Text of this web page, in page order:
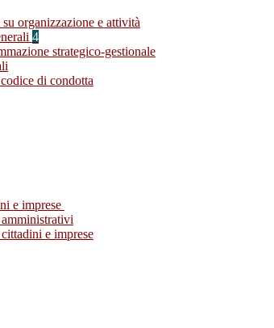
organizzazione e attività
4
strategico-gestionale
di condotta
e imprese
e imprese